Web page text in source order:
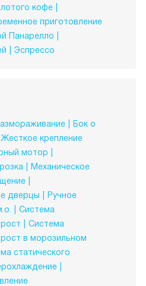
кофе
приготовление
Панарелло
Эспрессо
Бок о
Жесткое крепление
мотор
Механическое
дверцы
Ручное
Система
Система
в морозильном
статического